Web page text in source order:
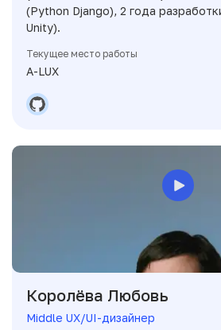
(Python Django), 2 года
Unity).
Текущее место работы
A-LUX
Королёва Любовь
Middle UX/UI-дизайнер